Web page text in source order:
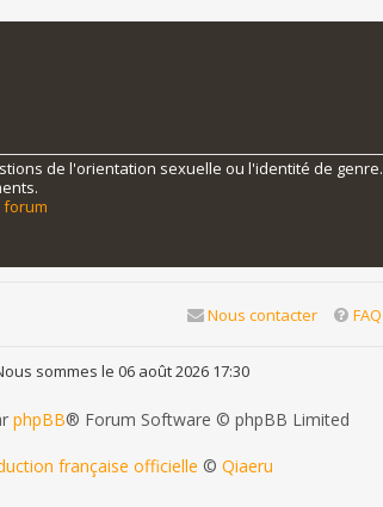
de l'orientation sexuelle ou l'identité de genre.
forum
FAQ
Nous contacter
sommes le 06 août 2026 17:30
phpBB® Forum Software © phpBB Limited
française officielle © Qiaeru